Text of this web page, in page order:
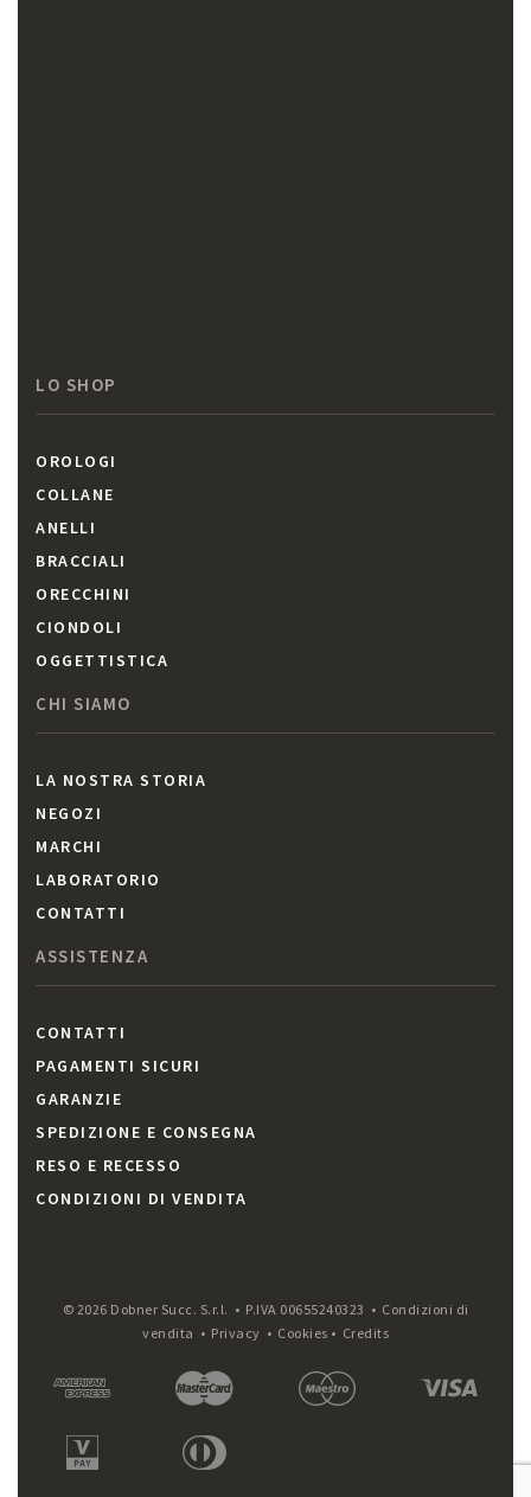
LO SHOP
OROLOGI
COLLANE
ANELLI
BRACCIALI
ORECCHINI
CIONDOLI
OGGETTISTICA
CHI SIAMO
LA NOSTRA STORIA
NEGOZI
MARCHI
LABORATORIO
CONTATTI
ASSISTENZA
CONTATTI
PAGAMENTI SICURI
GARANZIE
SPEDIZIONE E CONSEGNA
RESO E RECESSO
CONDIZIONI DI VENDITA
© 2026 Dobner Succ. S.r.l. • P.IVA 00655240323 • Condizioni di
vendita • Privacy • Cookies • Credits